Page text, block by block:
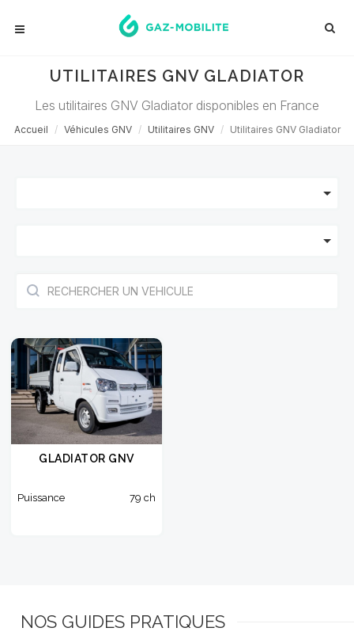
UTILITAIRES GNV GLADIATOR
Les utilitaires GNV Gladiator disponibles en France
Accueil Véhicules GNV Utilitaires GNV Utilitaires GNV Gladiator
GLADIATOR GNV
Puissance 79 ch
NOS GUIDES PRATIQUES